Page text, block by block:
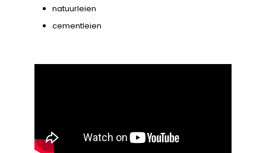
natuurleien
cementleien